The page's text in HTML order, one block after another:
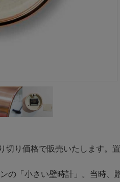
り価格で販売いたします。
の「小さい壁時計」。当時